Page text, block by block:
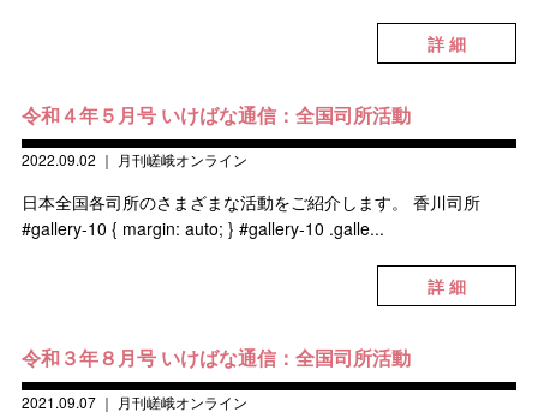
詳 細
令和４年５月号 いけばな通信：全国司所活動
2022.09.02 ｜ 月刊嵯峨オンライン
日本全国各司所のさまざまな活動をご紹介します。 香川司所
#gallery-10 { margin: auto; } #gallery-10 .galle...
詳 細
令和３年８月号 いけばな通信：全国司所活動
2021.09.07｜ 月刊嵯峨オンライン